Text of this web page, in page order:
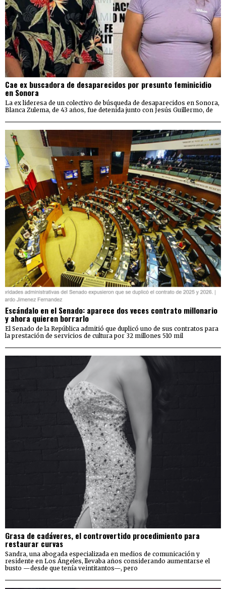
Cae ex buscadora de desaparecidos por presunto feminicidio
en Sonora
La ex lideresa de un colectivo de búsqueda de desaparecidos en Sonora,
Blanca Zulema, de 43 años, fue detenida junto con Jesús Guillermo, de
Escándalo en el Senado: aparece dos veces contrato millonario
y ahora quieren borrarlo
El Senado de la República admitió que duplicó uno de sus contratos para
la prestación de servicios de cultura por 32 millones 510 mil
Grasa de cadáveres, el controvertido procedimiento para
restaurar curvas
Sandra, una abogada especializada en medios de comunicación y
residente en Los Ángeles, llevaba años considerando aumentarse el
busto —desde que tenía veintitantos—, pero